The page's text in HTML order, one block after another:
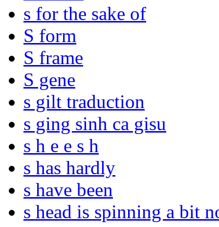
s for the sake of
S form
S frame
S gene
s gilt traduction
s ging sinh ca gisu
s h e e s h
s has hardly
s have been
s head is spinning a bit